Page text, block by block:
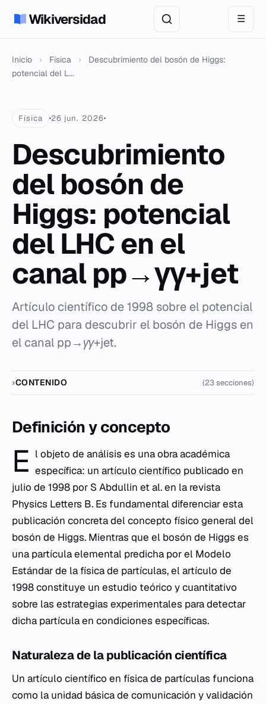
Wikiversidad ☰
Inicio › Física ›
Descubrimiento del bosón de Higgs:
potencial del L...
Física 26 jun. 2026
Descubrimiento
del bosón de
Higgs: potencial
del LHC en el
canal pp→γγ+jet
Artículo científico de 1998 sobre el potencial
del LHC para descubrir el bosón de Higgs en
el canal pp→γγ+jet.
CONTENIDO (23 secciones)
Definición y concepto
E l objeto de análisis es una obra académica
específica: un artículo científico publicado en
julio de 1998 por S Abdullin et al. en la revista
Physics Letters B. Es fundamental diferenciar esta
publicación concreta del concepto físico general del
bosón de Higgs. Mientras que el bosón de Higgs es
una partícula elemental predicha por el Modelo
Estándar de la física de partículas, el artículo de
1998 constituye un estudio teórico y cuantitativo
sobre las estrategias experimentales para detectar
dicha partícula en condiciones específicas.
Naturaleza de la publicación científica
Un artículo científico en física de partículas funciona
como la unidad básica de comunicación y validación